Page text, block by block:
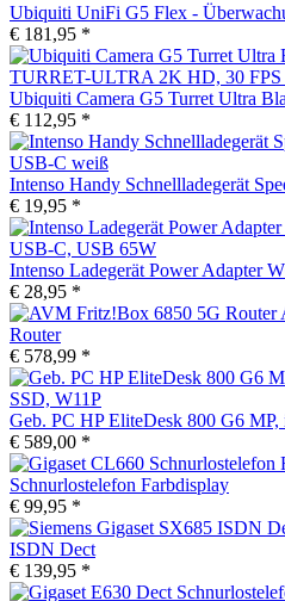
Ubiquiti UniFi G5 Flex -
€ 181,95 *
Ubiquiti Camera G5 Turret Ultra
€ 112,95 *
Intenso Handy Schnellladegerät
€ 19,95 *
Intenso Ladegerät Power Adapter
€ 28,95 *
Router
€ 578,99 *
Geb. PC HP EliteDesk 800 G6 MP,
€ 589,00 *
Schnurlostelefon Farbdisplay
€ 99,95 *
ISDN Dect
€ 139,95 *